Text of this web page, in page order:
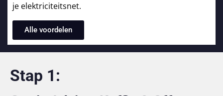
je elektriciteitsnet.
Alle voordelen
Stap 1: